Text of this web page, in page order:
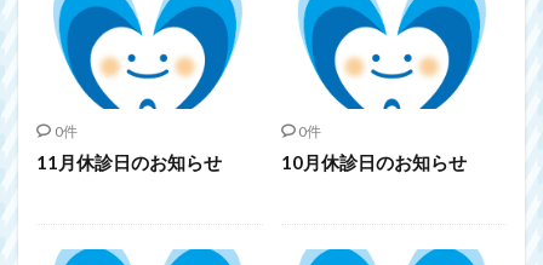
0件
11月休診日のお知らせ
0件
10月休診日のお知らせ